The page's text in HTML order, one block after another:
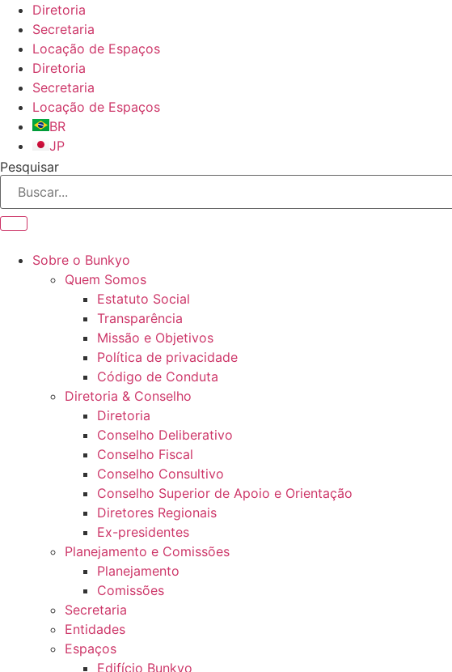
para
conteúdo
Diretoria
Secretaria
Locação de Espaços
Diretoria
Secretaria
Locação de Espaços
BR
JP
Pesquisar
Sobre o Bunkyo
Quem Somos
Estatuto Social
Transparência
Missão e Objetivos
Política de privacidade
Código de Conduta
Diretoria & Conselho
Diretoria
Conselho Deliberativo
Conselho Fiscal
Conselho Consultivo
Conselho Superior de Apoio e Orientação
Diretores Regionais
Ex-presidentes
Planejamento e Comissões
Planejamento
Comissões
Secretaria
Entidades
Espaços
Edifício Bunkyo